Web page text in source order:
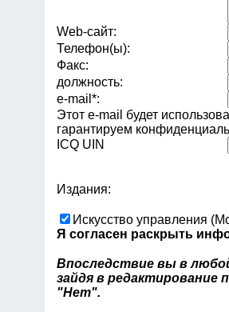
Web-сайт:
Телефон(ы):
Факс:
должность:
e-mail*:
Этот e-mail будет
гарантируем
ICQ UIN
Издания:
Искусство управления
Я согласен раскрыть
Впоследствие вы в
зайдя в редактирование
"Нет".